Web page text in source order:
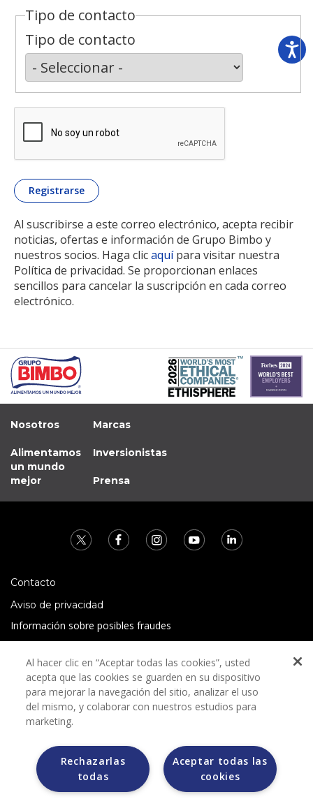
Tipo de contacto
Tipo de contacto
Al suscribirse a este correo electrónico, acepta recibir
noticias, ofertas e información de Grupo Bimbo y
nuestros socios. Haga clicaquípara visitar nuestra
Política de privacidad. Se proporcionan enlaces
sencillos para cancelar la suscripción en cada correo
electrónico.
Nosotros
Alimentamos
un mundo
mejor
Marcas
Inversionistas
Prensa
Contacto
Aviso de privacidad
Información sobre posibles fraudes
Términos y condiciones
Grupo Bimbo no solicita ningún tipo de pago durante el
proceso de selección.
Al hacer clic en “Aceptar todas las cookies”, usted
acepta que las cookies se guarden en su dispositivo
para mejorar la navegación del sitio, analizar el uso
del mismo, y colaborar con nuestros estudios para
marketing.
Aceptar todas las
cookies
Rechazarlas
todas